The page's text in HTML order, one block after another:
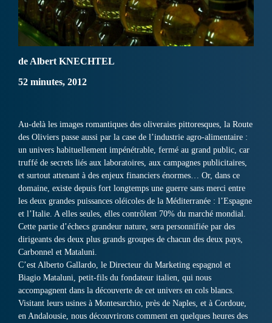
de Albert KNECHTEL
52 minutes, 2012
Au-delà les images romantiques des oliveraies pittoresques, la Route
des Oliviers passe aussi par la case de l’industrie agro-alimentaire :
un univers habituellement impénétrable, fermé au grand public, car
truffé de secrets liés aux laboratoires, aux campagnes publicitaires,
et surtout attenant à des enjeux financiers énormes… Or, dans ce
domaine, existe depuis fort longtemps une guerre sans merci entre
les deux grandes puissances oléicoles de la Méditerranée : l’Espagne
et l’Italie. A elles seules, elles contrôlent 70% du marché mondial.
Cette partie d’échecs grandeur nature, sera personnifiée par des
dirigeants des deux plus grands groupes de chacun des deux pays,
Carbonnel et Mataluni.
C’est Alberto Gallardo, le Directeur du Marketing espagnol et
Biagio Mataluni, petit-fils du fondateur italien, qui nous
accompagnent dans la découverte de cet univers en cols blancs.
Visitant leurs usines à Montesarchio, près de Naples, et à Cordoue,
en Andalousie, nous découvrirons comment en quelques heures des